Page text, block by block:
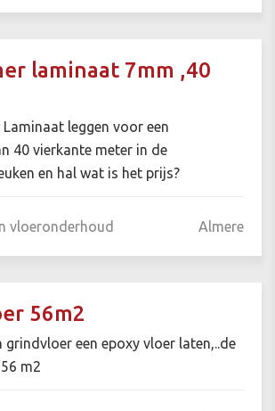
laminaat 7mm ,40
leggen voor een
40 vierkante meter in de
en hal wat is het prijs?
vloeronderhoud Almere
56m2
grindvloer een epoxy vloer laten,..de
m2